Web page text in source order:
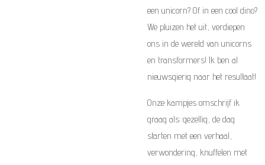
een unicorn? Of in een cool dino?
We pluizen het uit, verdiepen
ons in de wereld van unicorns
en transformers! Ik ben al
nieuwsgierig naar het resultaat!
Onze kampjes omschrijf ik
graag als: gezellig, de dag
starten met een verhaal,
verwondering, knuffelen met